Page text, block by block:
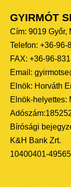
GYIRMÓT
Cím: 9019 Győr,
Telefon: +36-96-
FAX: +36-96-
Email:
Elnök: Horváth
Elnök-helyettes:
Bírósági
K&H Bank Zrt.
10400401-